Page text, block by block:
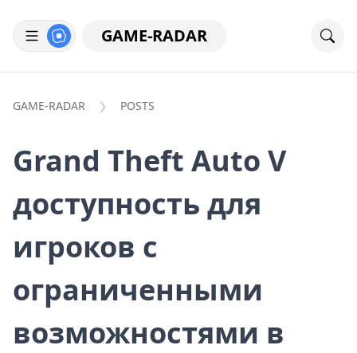
GAME-RADAR
GAME-RADAR POSTS
Grand Theft Auto V
доступность для
игроков с
ограниченными
возможностями в